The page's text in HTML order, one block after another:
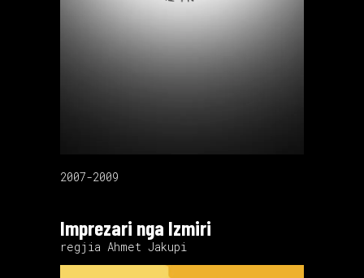
2007-2009
Imprezari nga Izmiri
regjia Ahmet Jakupi